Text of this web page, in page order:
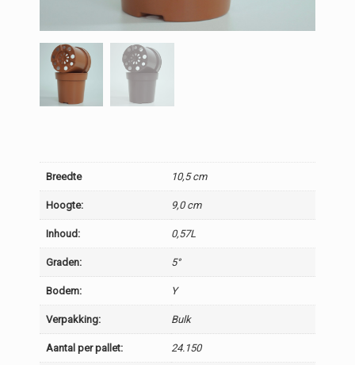
Breedte 10,5 cm
Hoogte: 9,0 cm
Inhoud: 0,57L
Graden: 5°
Bodem: Y
Verpakking: Bulk
Aantal per pallet: 24.150